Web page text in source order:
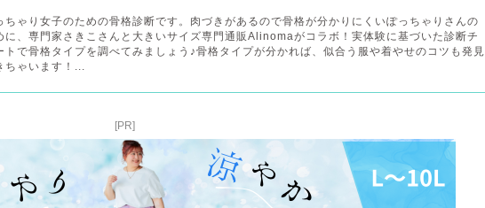
ちゃり女子のための骨格診断です。肉づきがあるので骨格が分かりにくいぽっちゃりさんの
に、専門家さきこさんと大きいサイズ専門通販Alinomaがコラボ！実体験に基づいた診断チ
トで骨格タイプを調べてみましょう♪骨格タイプが分かれば、似合う服や着やせのコツも発見
ちゃいます！...
[PR]